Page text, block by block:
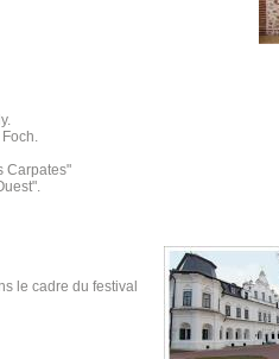
Carpates"
le cadre du festival